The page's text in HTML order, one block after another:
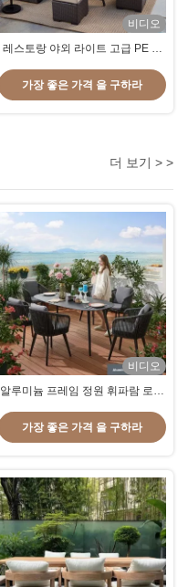
비디오
레스토랑 야외 라이트 고급 PE 라
가장 좋은 가격 을 구하라
더 보기 > >
비디오
알루미늄 프레임 정원 휘파람 로프
가장 좋은 가격 을 구하라